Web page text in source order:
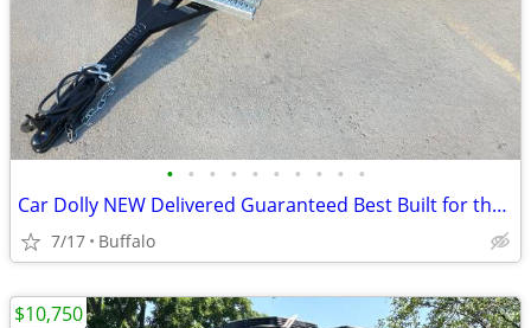
• • • • • • • • • •
Car Dolly NEW Delivered Guaranteed Best Built for the Money in U.S.!
7/17 Buffalo
$10,750